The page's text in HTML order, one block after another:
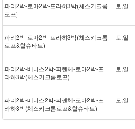
파리 2박 - 로마 2박 - 프라하 3박(체스키크롬
로프)
토,일
파리 2박 - 로마 2박 - 프라하 3박(체스키크롬
로프&할슈타트)
토,일
파리 2박 - 베니스 2박 - 피렌체 - 로마 2박 - 프
라하 3박(체스키크롬로프)
토,일
파리 2박 - 베니스 2박 - 피렌체 - 로마 2박 - 프
라하 3박(체스키크롬로프&할슈타트)
토,일